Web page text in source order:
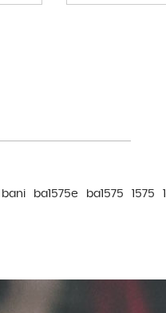
bani ba1575e ba1575 1575